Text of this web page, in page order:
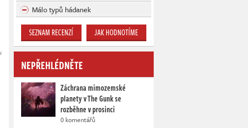
Málo typů hádanek
SEZNAM RECENZÍ JAK HODNOTÍME
NEPŘEHLÉDNĚTE
Záchrana mimozemské
planety v The Gunk se
rozběhne v prosinci
0 komentářů